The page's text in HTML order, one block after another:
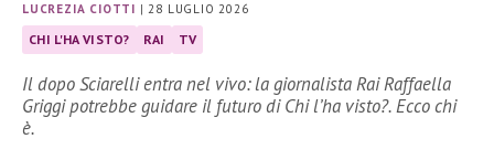
LUCREZIA CIOTTI |28 LUGLIO 2026
CHI L'HA VISTO? RAI TV
Il dopo Sciarelli entra nel vivo: la giornalista Rai Raffaella
Griggi potrebbe guidare il futuro di Chi l’ha visto?. Ecco chi
è.